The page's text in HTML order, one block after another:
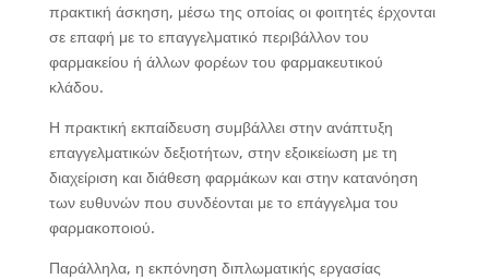
πρακτική άσκηση, μέσω της οποίας οι φοιτητές έρχονται
σε επαφή με το επαγγελματικό περιβάλλον του
φαρμακείου ή άλλων φορέων του φαρμακευτικού
κλάδου.
Η πρακτική εκπαίδευση συμβάλλει στην ανάπτυξη
επαγγελματικών δεξιοτήτων, στην εξοικείωση με τη
διαχείριση και διάθεση φαρμάκων και στην κατανόηση
των ευθυνών που συνδέονται με το επάγγελμα του
φαρμακοποιού.
Παράλληλα, η εκπόνηση διπλωματικής εργασίας